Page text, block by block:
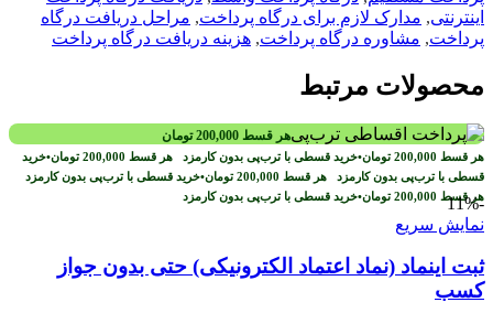
اینترنتی, مدارک لازم برای درگاه پرداخت, مراحل دریافت درگاه
پرداخت, مشاوره درگاه پرداخت, هزینه دریافت درگاه پرداخت
محصولات مرتبط
هر قسط 200,000 تومان
هر قسط 200,000 تومان•خرید قسطی با ترب‌پی بدون کارمزد هر قسط 200,000 تومان•خرید
قسطی با ترب‌پی بدون کارمزد هر قسط 200,000 تومان•خرید قسطی با ترب‌پی بدون کارمزد
هر قسط 200,000 تومان•خرید قسطی با ترب‌پی بدون کارمزد
-11%
نمایش سریع
ثبت اینماد (نماد اعتماد الکترونیکی) حتی بدون جواز
کسب